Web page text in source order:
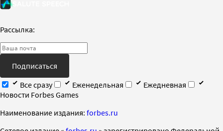
Рассылка:
Подписаться
Все сразу
Еженедельная
Ежедневная
Новости Forbes Games
Наименование издания: forbes.ru